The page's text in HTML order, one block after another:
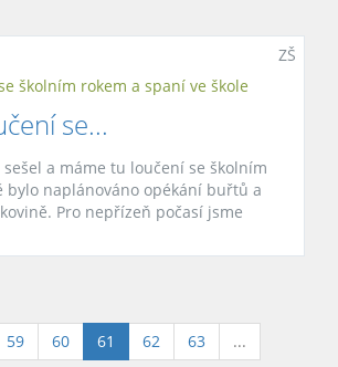
ZŠ
se...
a máme tu loučení se školním
bylo naplánováno opékání buřtů a
Pro nepřízeň počasí jsme
59 60 61 (aktuální)
62 63
...